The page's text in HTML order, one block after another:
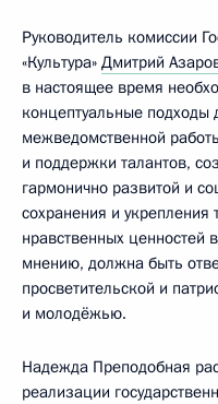
Руководитель комиссии
«Культура» Дмитрий
в настоящее время
концептуальные
межведомственной
и поддержки талантов,
гармонично развитой и
сохранения и укрепления
нравственных ценностей
мнению, должна быть
просветительской и
и молодёжью.
Надежда Преподобная
реализации